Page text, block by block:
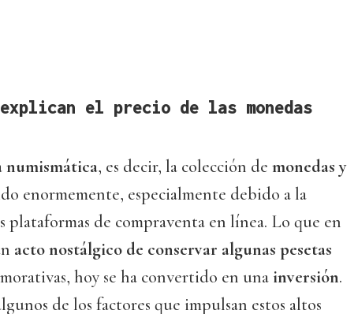
el precio de las monedas
numismática, es decir, la colección de monedas y
enormemente, especialmente debido a la
plataformas de compraventa en línea. Lo que en
acto nostálgico de conservar algunas pesetas
hoy se ha convertido en una inversión.
de los factores que impulsan estos altos